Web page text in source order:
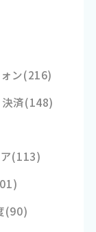
ン(216)
決済(148)
(113)
(90)